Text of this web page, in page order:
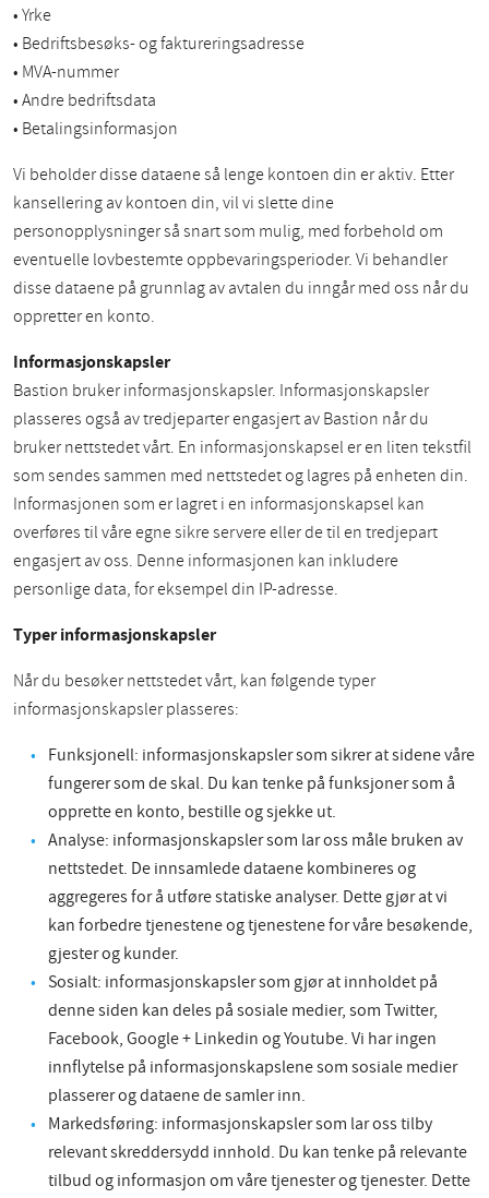
• Yrke
• Bedriftsbesøks- og faktureringsadresse
• MVA-nummer
• Andre bedriftsdata
• Betalingsinformasjon
Vi beholder disse dataene så lenge kontoen din er aktiv. Etter
kansellering av kontoen din, vil vi slette dine
personopplysninger så snart som mulig, med forbehold om
eventuelle lovbestemte oppbevaringsperioder. Vi behandler
disse dataene på grunnlag av avtalen du inngår med oss når du
oppretter en konto.
Informasjonskapsler
Bastion bruker informasjonskapsler. Informasjonskapsler
plasseres også av tredjeparter engasjert av Bastion når du
bruker nettstedet vårt. En informasjonskapsel er en liten tekstfil
som sendes sammen med nettstedet og lagres på enheten din.
Informasjonen som er lagret i en informasjonskapsel kan
overføres til våre egne sikre servere eller de til en tredjepart
engasjert av oss. Denne informasjonen kan inkludere
personlige data, for eksempel din IP-adresse.
Typer informasjonskapsler
Når du besøker nettstedet vårt, kan følgende typer
informasjonskapsler plasseres:
Funksjonell: informasjonskapsler som sikrer at sidene våre
fungerer som de skal. Du kan tenke på funksjoner som å
opprette en konto, bestille og sjekke ut.
Analyse: informasjonskapsler som lar oss måle bruken av
nettstedet. De innsamlede dataene kombineres og
aggregeres for å utføre statiske analyser. Dette gjør at vi
kan forbedre tjenestene og tjenestene for våre besøkende,
gjester og kunder.
Sosialt: informasjonskapsler som gjør at innholdet på
denne siden kan deles på sosiale medier, som Twitter,
Facebook, Google + Linkedin og Youtube. Vi har ingen
innflytelse på informasjonskapslene som sosiale medier
plasserer og dataene de samler inn.
Markedsføring: informasjonskapsler som lar oss tilby
relevant skreddersydd innhold. Du kan tenke på relevante
tilbud og informasjon om våre tjenester og tjenester. Dette